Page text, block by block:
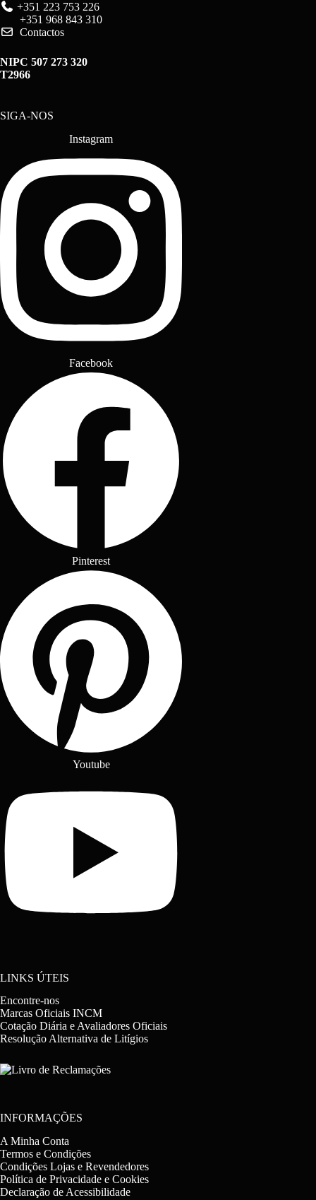
+351 223 753 226
+351 968 843 310
Contactos
NIPC 507 273 320
T2966
SIGA-NOS
Instagram
Facebook
Pinterest
Youtube
LINKS ÚTEIS
Encontre-nos
Marcas Oficiais INCM
Cotação Diária e Avaliadores Oficiais
Resolução Alternativa de Litígios
INFORMAÇÕES
A Minha Conta
Termos e Condições
Condições Lojas e Revendedores
Política de Privacidade e Cookies
Declaração de Acessibilidade